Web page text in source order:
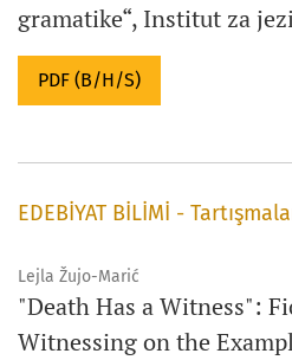
gramatike“, Institut za
PDF (B/H/S)
EDEBİYAT BİLİMİ -
Lejla Žujo-Marić
"Death Has a Witness":
Witnessing on the